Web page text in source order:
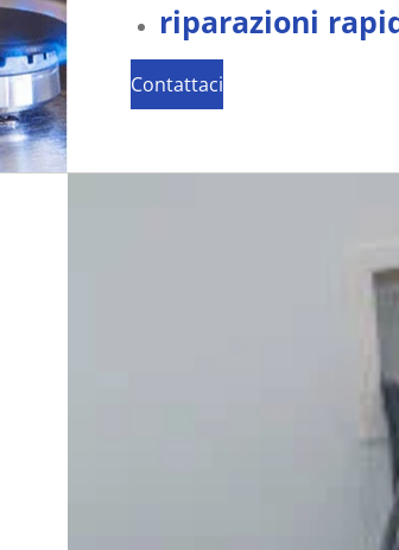
riparazioni
Contattaci